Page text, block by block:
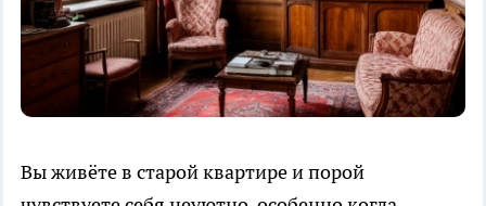
Вы живёте в старой квартире и порой